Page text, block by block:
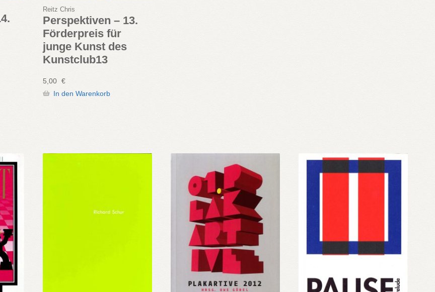
Reitz Chris
Perspektiven – 13.
Förderpreis für
junge Kunst des
Kunstclub13
5,00 €
In den Warenkorb